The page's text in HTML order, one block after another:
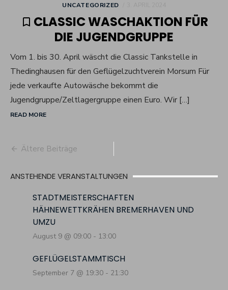
UNCATEGORIZED
CLASSIC WASCHAKTION FÜR
DIE JUGENDGRUPPE
Vom 1. bis 30. April wäscht die Classic Tankstelle in
Thedinghausen für den Geflügelzuchtverein Morsum Für
jede verkaufte Autowäsche bekommt die
Jugendgruppe/Zeltlagergruppe einen Euro. Wir […]
READ MORE
Beitragsnavigation
Ältere Beiträge
ANSTEHENDE VERANSTALTUNGEN
STADTMEISTERSCHAFTEN
HÄHNEWETTKRÄHEN BREMERHAVEN UND
UMZU
August 9 @ 09:00 - 13:00
GEFLÜGELSTAMMTISCH
September 7 @ 19:30 - 21:30